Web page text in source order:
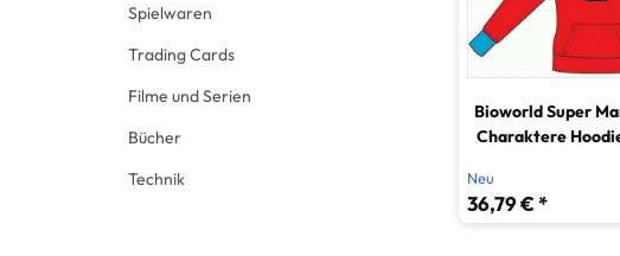
Spielwaren
Trading Cards
Filme und Serien
Bücher
Technik
Bioworld Super
Charaktere
Neu
36,79 € *